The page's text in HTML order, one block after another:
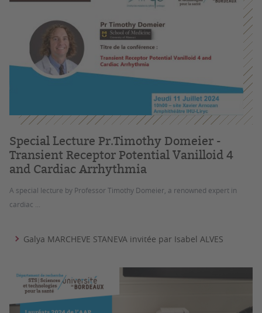
Special Lecture Pr.Timothy Domeier -
Transient Receptor Potential Vanilloid 4
and Cardiac Arrhythmia
A special lecture by Professor Timothy Domeier, a renowned expert in
cardiac ...
Galya MARCHEVE STANEVA invitée par Isabel ALVES